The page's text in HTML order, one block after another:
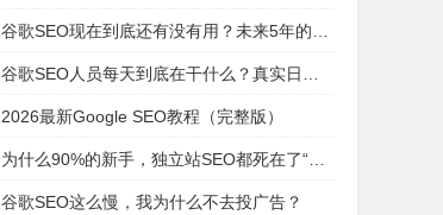
谷歌SEO现在到底还有没有用？未来5年的趋势是什么？
谷歌SEO人员每天到底在干什么？真实日常工作！
2026最新Google SEO教程（完整版）
为什么90%的新手，独立站SEO都死在了“建站期”？
谷歌SEO这么慢，我为什么不去投广告？